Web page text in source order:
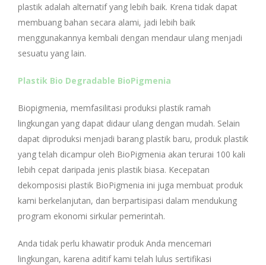
plastik adalah alternatif yang lebih baik. Krena tidak dapat
membuang bahan secara alami, jadi lebih baik
menggunakannya kembali dengan mendaur ulang menjadi
sesuatu yang lain.
Plastik Bio Degradable BioPigmenia
Biopigmenia, memfasilitasi produksi plastik ramah
lingkungan yang dapat didaur ulang dengan mudah. Selain
dapat diproduksi menjadi barang plastik baru, produk plastik
yang telah dicampur oleh BioPigmenia akan terurai 100 kali
lebih cepat daripada jenis plastik biasa. Kecepatan
dekomposisi plastik BioPigmenia ini juga membuat produk
kami berkelanjutan, dan berpartisipasi dalam mendukung
program ekonomi sirkular pemerintah.
Anda tidak perlu khawatir produk Anda mencemari
lingkungan, karena aditif kami telah lulus sertifikasi